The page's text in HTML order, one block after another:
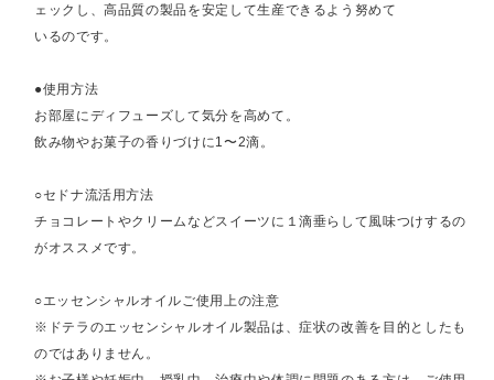
ェックし、高品質の製品を安定して生産できるよう努めて
いるのです。
●使用方法
お部屋にディフューズして気分を高めて。
飲み物やお菓子の香りづけに1〜2滴。
○セドナ流活用方法
チョコレートやクリームなどスイーツに１滴垂らして風味つけするの
がオススメです。
○エッセンシャルオイルご使用上の注意
※ドテラのエッセンシャルオイル製品は、症状の改善を目的としたも
のではありません。